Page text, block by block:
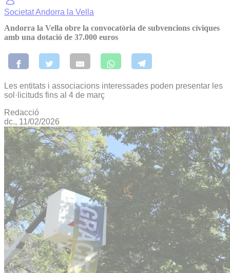
SocietatAndorra la Vella
Andorra la Vella obre la convocatòria de subvencions cíviques
amb una dotació de 37.000 euros
Les entitats i associacions interessades poden presentar les
sol·licituds fins al 4 de març
Redacció
dc., 11/02/2026